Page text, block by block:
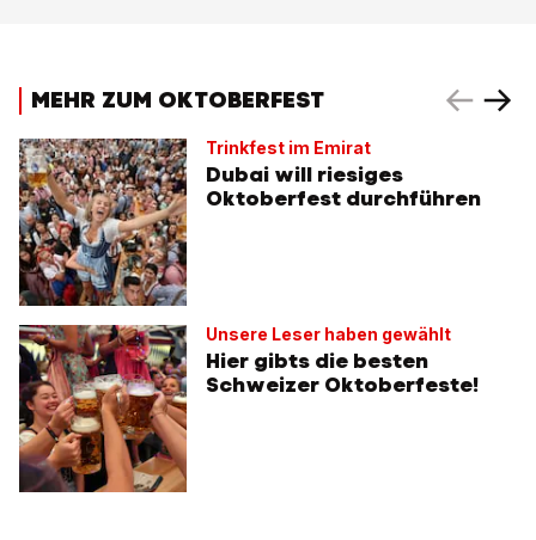
MEHR ZUM OKTOBERFEST
Trinkfest im Emirat
Dubai will riesiges
Oktoberfest durchführen
Unsere Leser haben gewählt
Hier gibts die besten
Schweizer Oktoberfeste!